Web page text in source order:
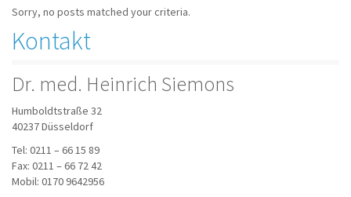
Sorry, no posts matched your criteria.
Kontakt
Dr. med. Heinrich Siemons
Humboldtstraße 32
40237 Düsseldorf
Tel: 0211 – 66 15 89
Fax: 0211 – 66 72 42
Mobil: 0170 9642956